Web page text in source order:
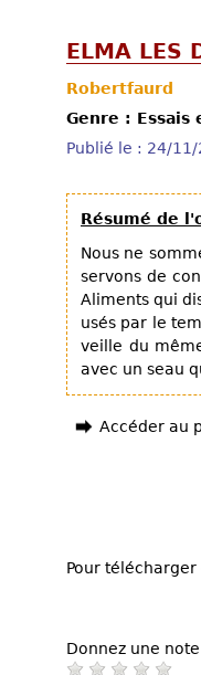
ELMA LES
Robertfaurd
Genre : Essais
Publié le : 24/11/
Résumé de
Nous ne
servons de
Aliments qui
usés par le
veille du
avec un seau
Accéder au
Pour
Donnez une